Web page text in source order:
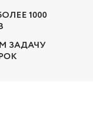
1000
ЗАДАЧУ